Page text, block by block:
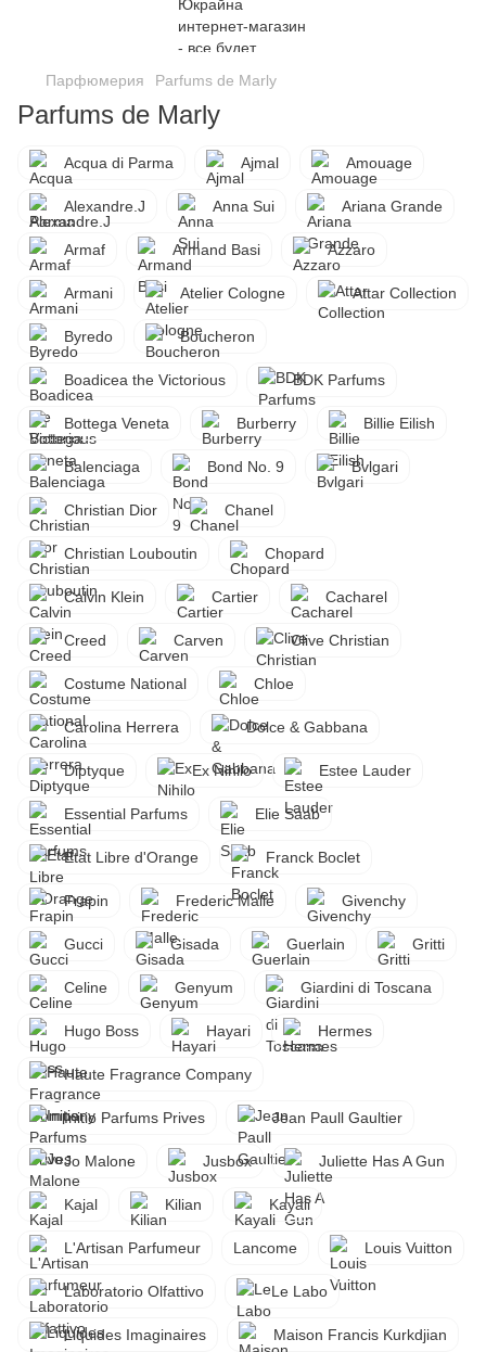
Парфюмерия Parfums de Marly
Parfums de Marly
Acqua di Parma Ajmal Amouage
Alexandre.J Anna Sui Ariana Grande
Armaf Armand Basi Azzaro
Armani Atelier Cologne Attar Collection
Byredo Boucheron
Boadicea the Victorious BDK Parfums
Bottega Veneta Burberry Billie Eilish
Balenciaga Bond No. 9 Bvlgari
Christian Dior Chanel
Christian Louboutin Chopard
Calvin Klein Cartier Cacharel
Creed Carven Clive Christian
Costume National Chloe
Carolina Herrera Dolce & Gabbana
Diptyque Ex Nihilo Estee Lauder
Essential Parfums Elie Saab
Etat Libre d'Orange Franck Boclet
Frapin Frederic Malle Givenchy
Gucci Gisada Guerlain Gritti
Celine Genyum Giardini di Toscana
Hugo Boss Hayari Hermes
Haute Fragrance Company
Initio Parfums Prives Jean Paull Gaultier
Jo Malone Jusbox Juliette Has A Gun
Kajal Kilian Kayali
L'Artisan Parfumeur Lancome Louis Vuitton
Laboratorio Olfattivo Le Labo
Liquides Imaginaires Maison Francis Kurkdjian